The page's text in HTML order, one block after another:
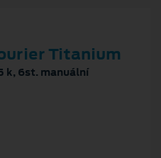
Titanium
k, 6st. manuální